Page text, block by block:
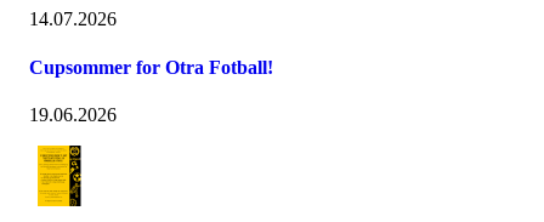
14.07.2026
Cupsommer for Otra Fotball!
19.06.2026